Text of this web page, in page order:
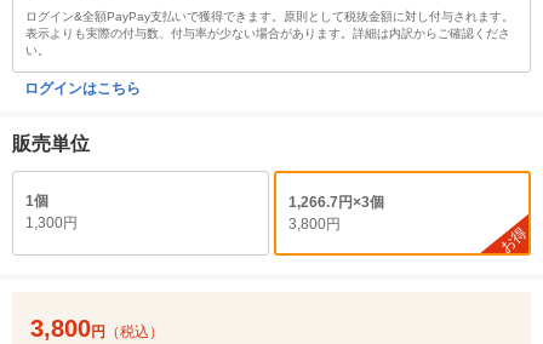
ログイン&全額PayPay支払いで獲得できます。原則として税抜金額に対し付与されます。
表示よりも実際の付与数、付与率が少ない場合があります。詳細は内訳からご確認くださ
い。
ログインはこちら
販売単位
1個
1,300円
1,266.7円×3個
3,800円
お得
3,800円
（税込）